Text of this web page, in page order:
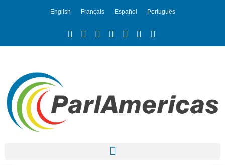
English Français Español Português